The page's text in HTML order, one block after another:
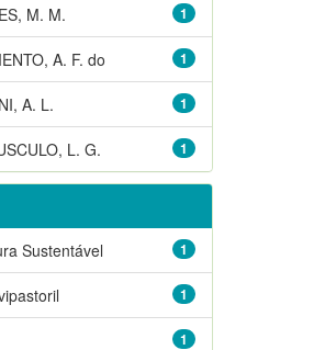
1
M. M.
1
A. F. do
1
A. L.
1
L. G.
1
Sustentável
1
1